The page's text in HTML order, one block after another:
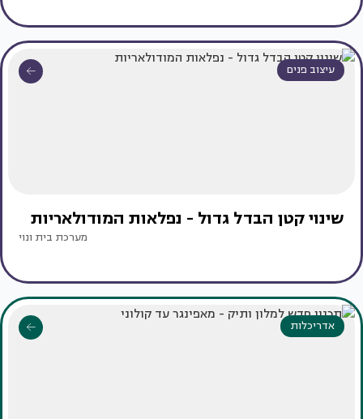
עיצוב פנים
שינוי קטן הבדל גדול - נפלאות המודולאריות
מערכת בית ונוי
אדריכלות